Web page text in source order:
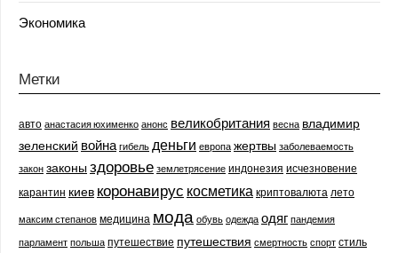
Экономика
Метки
авто анастасия юхименко анонс великобритания весна владимир
зеленский война гибель деньги европа жертвы заболеваемость
закон законыздоровье землетрясение индонезия исчезновение
карантин киев коронавирус косметика криптовалюта лето
максим степанов медицина мода обувь одежда одяг пандемия
парламент польша путешествие путешествия смертность спорт стиль